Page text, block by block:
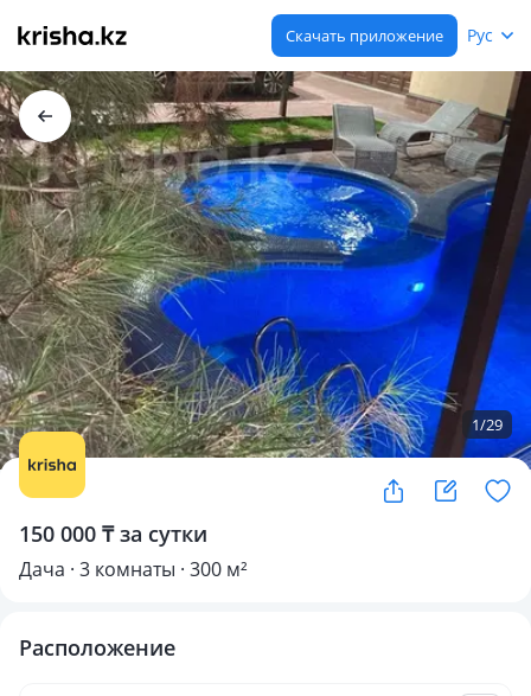
Скачать приложение Рус
1/29
150 000 ₸ за сутки
Дача · 3 комнаты · 300 м²
Расположение